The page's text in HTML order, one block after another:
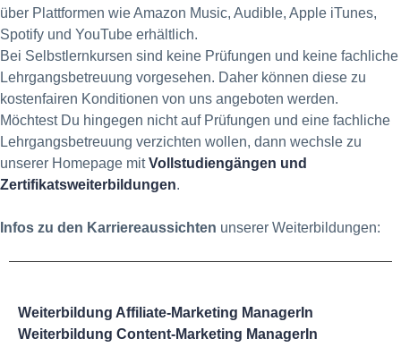
über Plattformen wie Amazon Music, Audible, Apple iTunes,
Spotify und YouTube erhältlich.
Bei Selbstlernkursen sind keine Prüfungen und keine fachliche
Lehrgangsbetreuung vorgesehen. Daher können diese zu
kostenfairen Konditionen von uns angeboten werden.
Möchtest Du hingegen nicht auf Prüfungen und eine fachliche
Lehrgangsbetreuung verzichten wollen, dann wechsle zu
unserer Homepage mitVollstudiengängen und
Zertifikatsweiterbildungen.
Infos zu den Karriereaussichten unserer Weiterbildungen:
Weiterbildung Affiliate-Marketing ManagerIn
Weiterbildung Content-Marketing ManagerIn